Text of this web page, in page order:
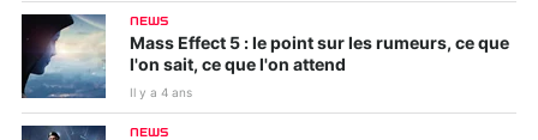
NEWS
Mass Effect 5 : le point sur les rumeurs, ce que
l'on sait, ce que l'on attend
Il y a 4 ans
NEWS